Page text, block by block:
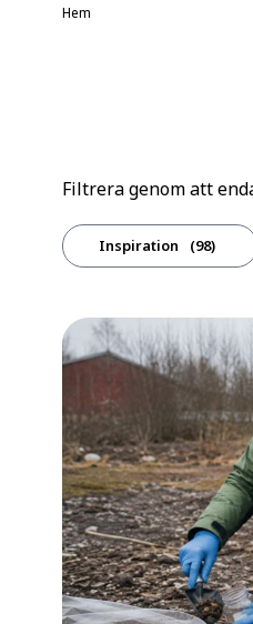
Hem
Filtrera genom att
Inspiration 98